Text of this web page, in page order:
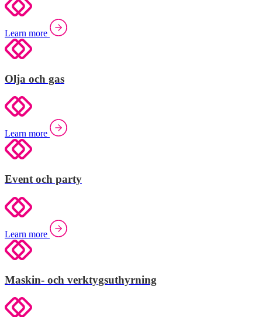
Learn more
Olja och gas
Learn more
Event och party
Learn more
Maskin- och verktygsuthyrning